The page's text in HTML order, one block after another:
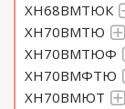
ХН68ВМТЮК
ХН70ВМТЮ
ХН70ВМТЮФ
ХН70ВМФТЮ
ХН70ВМЮТ